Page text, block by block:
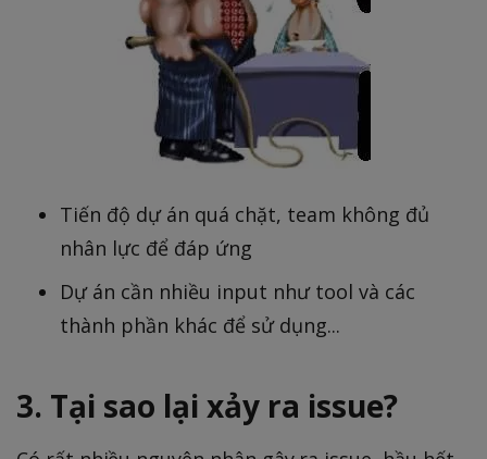
Tiến độ dự án quá chặt, team không đủ
nhân lực để đáp ứng
Dự án cần nhiều input như tool và các
thành phần khác để sử dụng...
3. Tại sao lại xảy ra issue?